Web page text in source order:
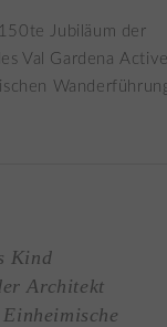
Jubiläum der
Val Gardena
Kind
Architekt